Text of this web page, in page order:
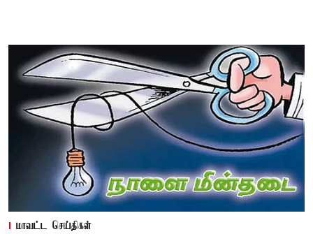
மாவட்ட செய்திகள்